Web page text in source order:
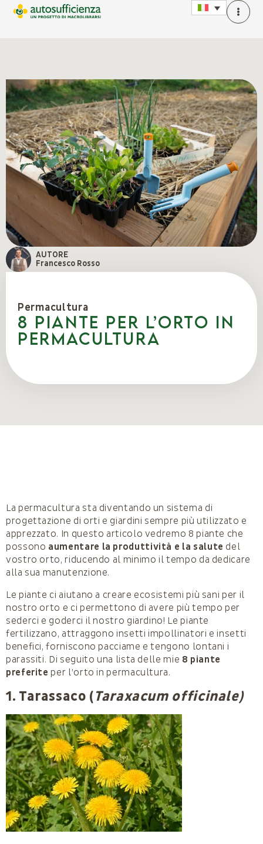
AUTORE
Francesco Rosso
Permacultura
8 Piante per l’orto in
Permacultura
La permacultura sta diventando un sistema di
progettazione di orti e giardini sempre più utilizzato e
apprezzato. In questo articolo vedremo 8 piante che
possono aumentare la produttività e la salute del
vostro orto, riducendo al minimo il tempo da dedicare
alla sua manutenzione.
Le piante ci aiutano a creare ecosistemi più sani per il
nostro orto e ci permettono di avere più tempo per
sederci e goderci il nostro giardino! Le piante
fertilizzano, attraggono insetti impollinatori e insetti
benefici, forniscono pacciame e tengono lontani i
parassiti. Di seguito una lista delle mie 8 piante
preferite per l’orto in permacultura.
1. Tarassaco (Taraxacum officinale)